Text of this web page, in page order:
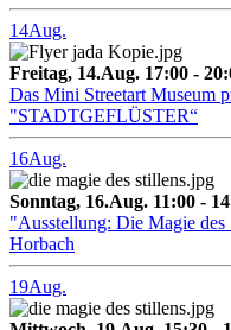
14Aug.
Freitag, 14.Aug. 17:00 -
Das Mini Streetart Museum
"STADTGEFLÜSTER“
16Aug.
Sonntag, 16.Aug. 11:00 -
"Ausstellung: Die Magie
Horbach
19Aug.